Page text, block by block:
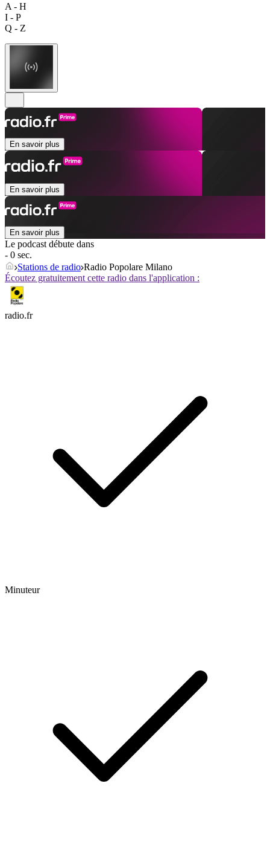
A - H
I - P
Q - Z
En savoir plus
En savoir plus
En savoir plus
Le podcast débute dans
- 0 sec.
Stations de radio Radio Popolare Milano
Écoutez gratuitement cette radio dans l'application :
radio.fr
Minuteur